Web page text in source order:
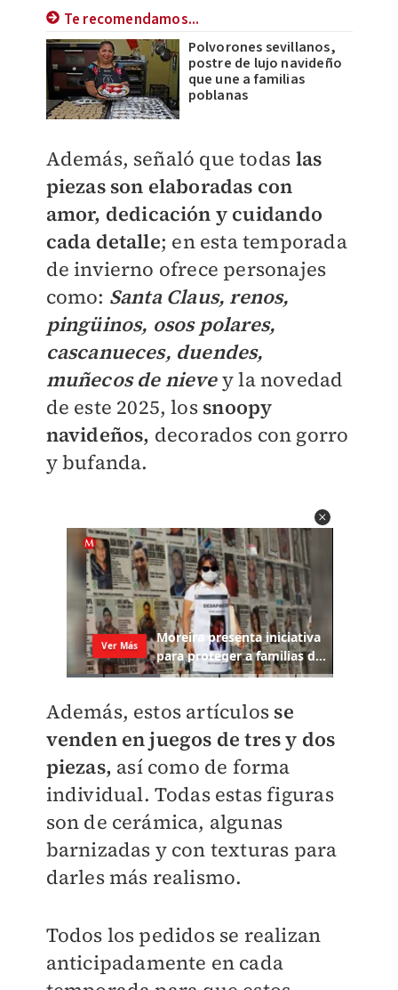
Te recomendamos...
Polvorones sevillanos,
postre de lujo navideño
que une a familias
poblanas
Además, señaló que todas las
piezas son elaboradas con
amor, dedicación y cuidando
cada detalle; en esta temporada
de invierno ofrece personajes
como: Santa Claus, renos,
pingüinos, osos polares,
cascanueces, duendes,
muñecos de nievey la novedad
de este 2025, los snoopy
navideños, decorados con gorro
y bufanda.
Además, estos artículos se
venden en juegos de tres y dos
piezas, así como de forma
individual. Todas estas figuras
son de cerámica, algunas
barnizadas y con texturas para
darles más realismo.
Todos los pedidos se realizan
anticipadamente en cada